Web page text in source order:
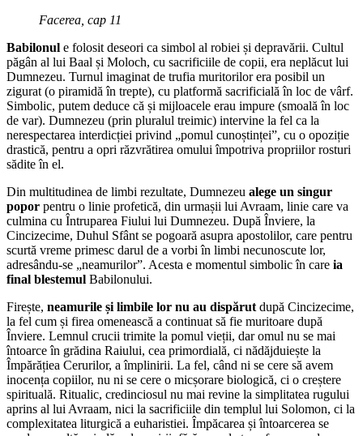
Facerea, cap 11
Babilonul e folosit deseori ca simbol al robiei și depravării. Cultul
păgân al lui Baal și Moloch, cu sacrificiile de copii, era neplăcut lui
Dumnezeu. Turnul imaginat de trufia muritorilor era posibil un
zigurat (o piramidă în trepte), cu platformă sacrificială în loc de vârf.
Simbolic, putem deduce că și mijloacele erau impure (smoală în loc
de var). Dumnezeu (prin pluralul treimic) intervine la fel ca la
nerespectarea interdicției privind „pomul cunoștinței”, cu o opoziție
drastică, pentru a opri răzvrătirea omului împotriva propriilor rosturi
sădite în el.
Din multitudinea de limbi rezultate, Dumnezeu alege un singur
popor pentru o linie profetică, din urmașii lui Avraam, linie care va
culmina cu Întruparea Fiului lui Dumnezeu. După Înviere, la
Cincizecime, Duhul Sfânt se pogoară asupra apostolilor, care pentru
scurtă vreme primesc darul de a vorbi în limbi necunoscute lor,
adresându-se „neamurilor”. Acesta e momentul simbolic în care ia
final blestemul Babilonului.
Firește, neamurile și limbile lor nu au dispărut după Cincizecime,
la fel cum și firea omenească a continuat să fie muritoare după
Înviere. Lemnul crucii trimite la pomul vieții, dar omul nu se mai
întoarce în grădina Raiului, cea primordială, ci nădăjduiește la
Împărățiea Cerurilor, a împlinirii. La fel, când ni se cere să avem
inocența copiilor, nu ni se cere o micșorare biologică, ci o creștere
spirituală. Ritualic, credinciosul nu mai revine la simplitatea rugului
aprins al lui Avraam, nici la sacrificiile din templul lui Solomon, ci la
complexitatea liturgică a euharistiei. Împăcarea și întoarcerea se